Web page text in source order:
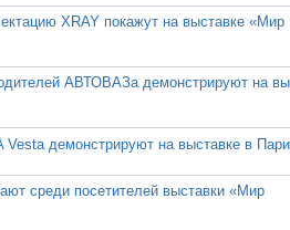
XRAY покажут на выставке «Мир
АВТОВАЗа демонстрируют на
Vesta демонстрируют на выставке в
среди посетителей выставки «Мир